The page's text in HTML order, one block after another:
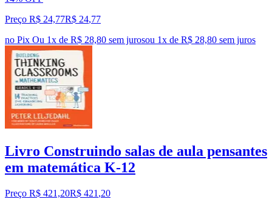
Preço R$ 24,77R$ 24,77
no Pix Ou 1x de R$ 28,80 sem jurosou 1x de R$ 28,80 sem juros
Livro Construindo salas de aula pensantes
em matemática K-12
Preço R$ 421,20R$ 421 ,20